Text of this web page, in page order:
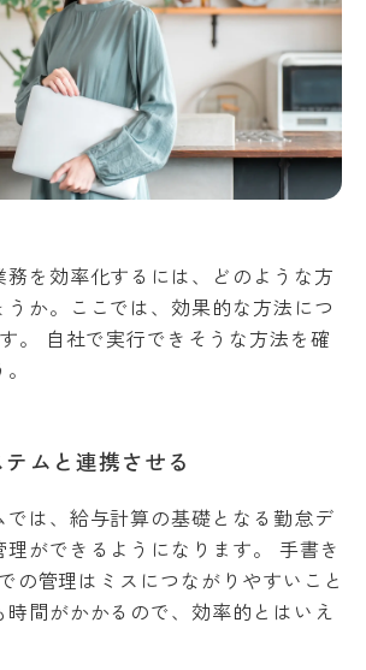
を効率化するには、どのような方
か。ここでは、効果的な方法につ
。 自社で実行できそうな方法を確
ムと連携させる
は、給与計算の基礎となる勤怠デ
ができるようになります。 手書き
の管理はミスにつながりやすいこと
時間がかかるので、効率的とはいえ